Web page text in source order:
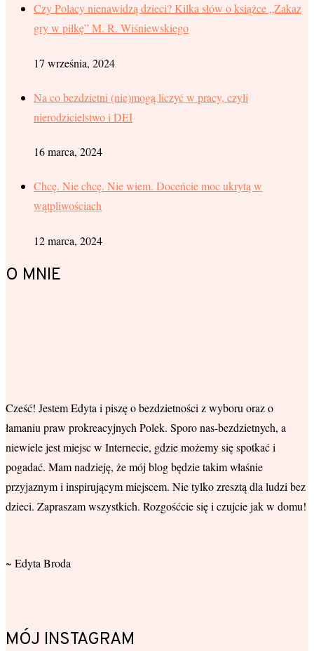
Czy Polacy nienawidzą dzieci? Kilka słów o książce „Zakaz
gry w piłkę” M. R. Wiśniewskiego
17 września, 2024
Na co bezdzietni (nie)mogą liczyć w pracy, czyli
nierodzicielstwo i DEI
16 marca, 2024
Chcę. Nie chcę. Nie wiem. Doceńcie moc ukrytą w
wątpliwościach
12 marca, 2024
O MNIE
Cześć! Jestem Edyta i piszę o bezdzietności z wyboru oraz o
łamaniu praw prokreacyjnych Polek. Sporo nas-bezdzietnych, a
niewiele jest miejsc w Internecie, gdzie możemy się spotkać i
pogadać. Mam nadzieję, że mój blog będzie takim właśnie
przyjaznym i inspirującym miejscem. Nie tylko zresztą dla ludzi bez
dzieci. Zapraszam wszystkich. Rozgośćcie się i czujcie jak w domu!
~ Edyta Broda
MÓJ INSTAGRAM